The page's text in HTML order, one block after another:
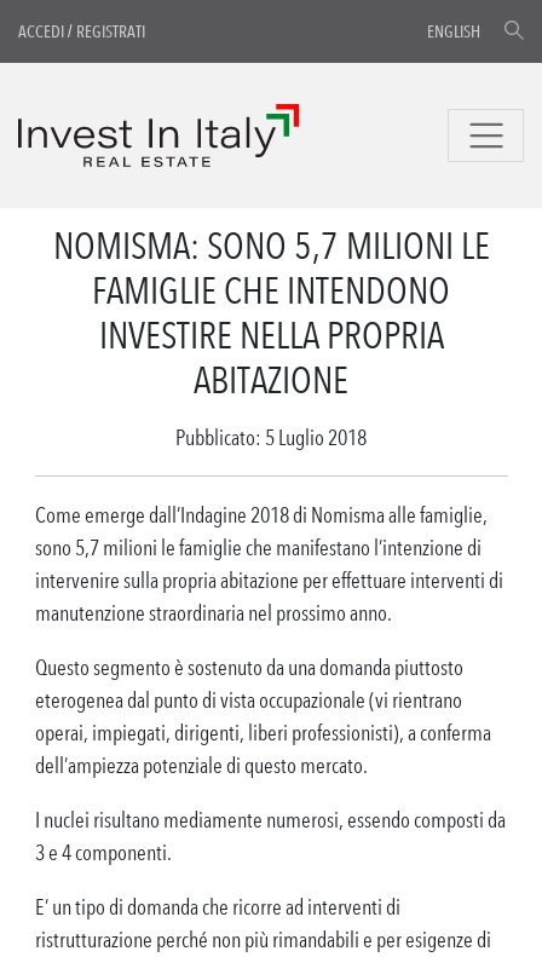
ACCEDI/ REGISTRATI ENGLISH
NOMISMA: SONO 5,7 MILIONI LE
FAMIGLIE CHE INTENDONO
INVESTIRE NELLA PROPRIA
ABITAZIONE
Pubblicato: 5 Luglio 2018
Come emerge dall’Indagine 2018 di Nomisma alle famiglie,
sono 5,7 milioni le famiglie che manifestano l’intenzione di
intervenire sulla propria abitazione per effettuare interventi di
manutenzione straordinaria nel prossimo anno.
Questo segmento è sostenuto da una domanda piuttosto
eterogenea dal punto di vista occupazionale (vi rientrano
operai, impiegati, dirigenti, liberi professionisti), a conferma
dell’ampiezza potenziale di questo mercato.
I nuclei risultano mediamente numerosi, essendo composti da
3 e 4 componenti.
E’ un tipo di domanda che ricorre ad interventi di
ristrutturazione perché non più rimandabili e per esigenze di